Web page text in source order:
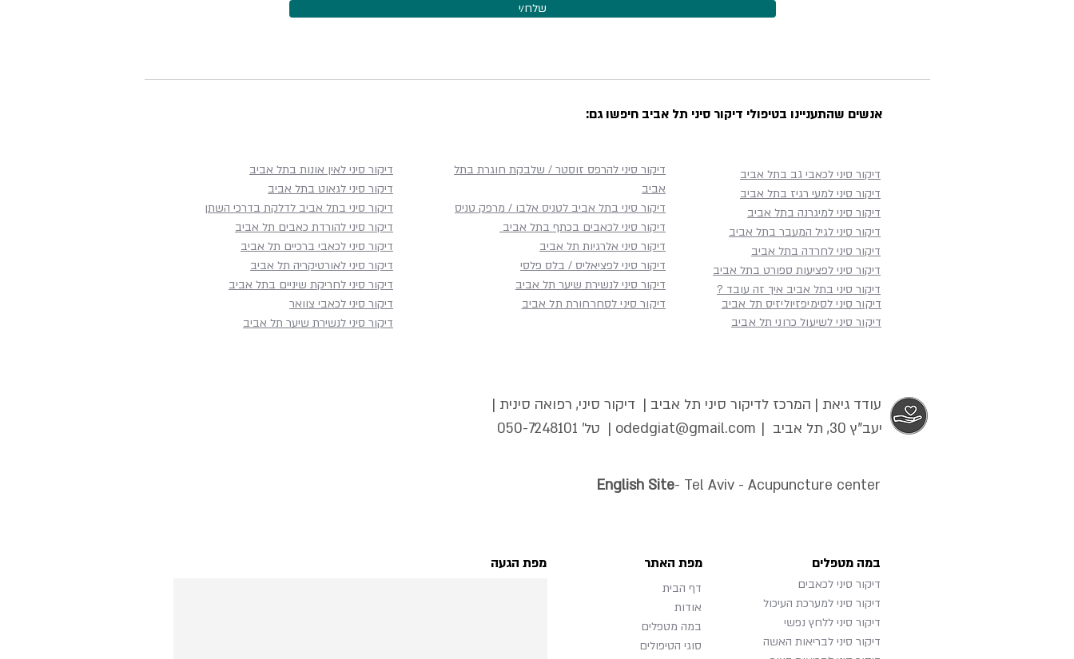
שלח/י
אנשים שהתעניינו בטיפולי דיקור סיני תל אביב חיפשו גם:
דיקור סיני לאין אונות בתל אביב
דיקור סיני לגאוט בתל אביב
דיקור סיני בתל אביב לדלקת בדרכי השתן
דיקור סיני להורדת כאבים תל אביב
דיקור סיני לכאבי ברכיים תל אביב
דיקור סיני לאורטיקריה תל אביב
דיקור סיני לחריקת שיניים בתל אביב
דיקור סיני לכאבי צוואר
דיקור סיני לנשירת שיער תל אביב
דיקור סיני לסחרחורת תל אביב
דיקור סיני להרפס זוסטר / שלבקת חוגרת בתל
אביב
דיקור סיני בתל אביב לטניס אלבו / מרפק טניס
דיקור סיני לכאבים בכתף​ בתל אביב
דיקור סיני אלרגיות תל אביב
דיקור סיני לפציאליס / בלס פלסי
דיקור סיני לנשירת שיער תל אביב
דיקור סיני לסימיפזיוליזיס תל אביב
דיקור סיני לכאבי גב בתל אביב
דיקור סיני למעי רגיז בתל אביב
דיקור סיני למיגרנה בתל אביב
דיקור סיני לגיל המעבר בתל אביב
דיקור סיני לחרדה בתל אביב
דיקור סיני לפציעות ספורט בתל אביב
דיקור סיני בתל אביב איך זה עובד ?
עודד גיאת | המרכז לדיקור סיני תל אביב | דיקור סיני, רפואה סינית |
יעב"ץ 30, תל אביב |
odedgiat@gmail.com | טל' 050-7248101
English Site- Tel Aviv - Acupuncture center
מפת הגעה מפת האתר
דף הבית
אודות
במה מטפלים
סוגי הטיפולים
במה מטפלים
דיקור סיני לכאבים
דיקור סיני למערכת העיכול
דיקור סיני ללחץ נפשי
דיקור סיני לבריאות האשה
דיקור סיני לשיעול כרוני תל אביב